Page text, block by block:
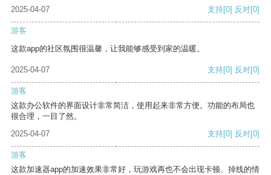
2025-04-07
支持[0] 反对[0]
游客
这款app的社区氛围很温馨，让我能够感受到家的温暖。
2025-04-07 支持[0] 反对[0]
游客
这款办公软件的界面设计非常简洁，使用起来非常方便。功能的布局也
很合理，一目了然。
2025-04-07
支持[0] 反对[0]
游客
这款加速器app的加速效果非常好，玩游戏再也不会出现卡顿、掉线的情